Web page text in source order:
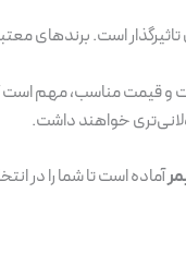
است. برندهای
و قیمت مناسب، مهم است
خواهند داشت.
آماده است تا شما را در